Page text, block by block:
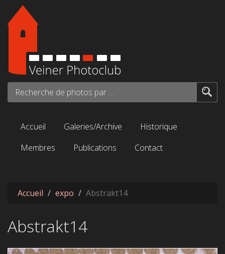
Aller au contenu principal
Recherche de photos par mots-clés...
Accueil Galeries/Archive
Historique
Membres
Publications Contact
Accueil expo Abstrakt14
Abstrakt14